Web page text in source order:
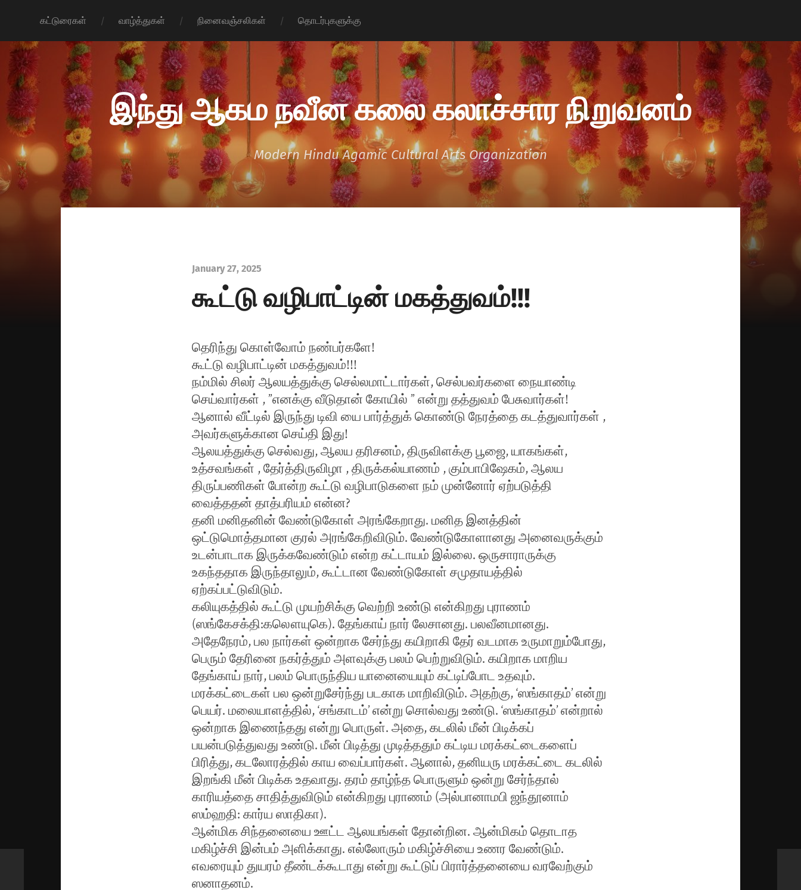
கட்டுரைகள் வாழ்த்துகள் நினைவஞ்சலிகள் தொடர்புகளுக்கு
இந்து ஆகம நவீன கலை கலாச்சார நிறுவனம்
Modern Hindu Agamic Cultural Arts Organization
January 27, 2025
கூட்டு வழிபாட்டின் மகத்துவம்!!!
தெரிந்து கொள்வோம் நண்பர்களே!
கூட்டு வழிபாட்டின் மகத்துவம்!!!
நம்மில் சிலர் ஆலயத்துக்கு செல்லமாட்டார்கள், செல்பவர்களை நையாண்டி
செய்வார்கள் , ”எனக்கு வீடுதான் கோயில் ” என்று தத்துவம் பேசுவார்கள்!
ஆனால் வீட்டில் இருந்து டிவி யை பார்த்துக் கொண்டு நேரத்தை கடத்துவார்கள் ,
அவர்களுக்கான செய்தி இது!
ஆலயத்துக்கு செல்வது, ஆலய தரிசனம், திருவிளக்கு பூஜை, யாகங்கள்,
உத்சவங்கள் , தேர்த்திருவிழா , திருக்கல்யாணம் , கும்பாபிஷேகம், ஆலய
திருப்பணிகள் போன்ற கூட்டு வழிபாடுகளை நம் முன்னோர் ஏற்படுத்தி
வைத்ததன் தாத்பரியம் என்ன?
தனி மனிதனின் வேண்டுகோள் அரங்கேறாது. மனித இனத்தின்
ஒட்டுமொத்தமான குரல் அரங்கேறிவிடும். வேண்டுகோளானது அனைவருக்கும்
உடன்பாடாக இருக்கவேண்டும் என்ற கட்டாயம் இல்லை. ஒருசாராருக்கு
உகந்ததாக இருந்தாலும், கூட்டான வேண்டுகோள் சமுதாயத்தில்
ஏற்கப்பட்டுவிடும்.
கலியுகத்தில் கூட்டு முயற்சிக்கு வெற்றி உண்டு என்கிறது புராணம்
(ஸங்கேசக்தி:கலௌயுகெ). தேங்காய் நார் லேசானது. பலவீனமானது.
அதேநேரம், பல நார்கள் ஒன்றாக சேர்ந்து கயிறாகி தேர் வடமாக உருமாறும்போது,
பெரும் தேரினை நகர்த்தும் அளவுக்கு பலம் பெற்றுவிடும். கயிறாக மாறிய
தேங்காய் நார், பலம் பொருந்திய யானையையும் கட்டிப்போட உதவும்.
மரக்கட்டைகள் பல ஒன்றுசேர்ந்து படகாக மாறிவிடும். அதற்கு, ‘ஸங்காதம்’ என்று
பெயர். மலையாளத்தில், ‘சங்காடம்’ என்று சொல்வது உண்டு. ‘ஸங்காதம்’ என்றால்
ஒன்றாக இணைந்தது என்று பொருள். அதை, கடலில் மீன் பிடிக்கப்
பயன்படுத்துவது உண்டு. மீன் பிடித்து முடித்ததும் கட்டிய மரக்கட்டைகளைப்
பிரித்து, கடலோரத்தில் காய வைப்பார்கள். ஆனால், தனியரு மரக்கட்டை கடலில்
இறங்கி மீன் பிடிக்க உதவாது. தரம் தாழ்ந்த பொருளும் ஒன்று சேர்ந்தால்
காரியத்தை சாதித்துவிடும் என்கிறது புராணம் (அல்பானாமபி ஜந்தூனாம்
ஸம்ஹதி: கார்ய ஸாதிகா).
ஆன்மிக சிந்தனையை ஊட்ட ஆலயங்கள் தோன்றின. ஆன்மிகம் தொடாத
மகிழ்ச்சி இன்பம் அளிக்காது. எல்லோரும் மகிழ்ச்சியை உணர வேண்டும்.
எவரையும் துயரம் தீண்டக்கூடாது என்று கூட்டுப் பிரார்த்தனையை வரவேற்கும்
ஸனாதனம்.